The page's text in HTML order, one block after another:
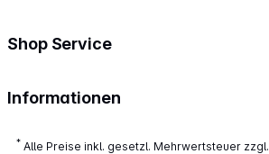
Shop Service
Informationen
* Alle Preise inkl. gesetzl. Mehrwertsteuer zzgl.